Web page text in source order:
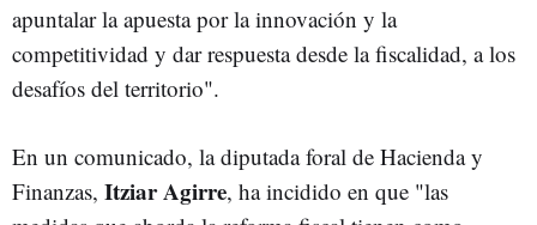
apuntalar la apuesta por la innovación y la
competitividad y dar respuesta desde la fiscalidad, a los
desafíos del territorio".
En un comunicado, la diputada foral de Hacienda y
Finanzas, Itziar Agirre, ha incidido en que "las